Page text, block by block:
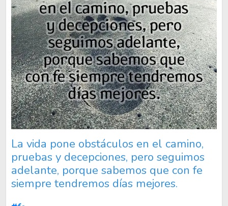
La vida pone obstáculos en el camino,
pruebas y decepciones, pero seguimos
adelante, porque sabemos que con fe
siempre tendremos días mejores.